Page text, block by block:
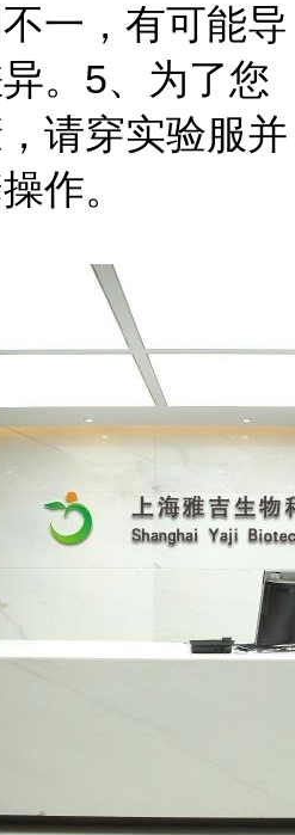
一，有可能导
。5、为了您
请穿实验服并
作。